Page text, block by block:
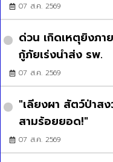
07 ส.ค. 2569
ด่วน เกิดเหตุยิงภา
กู้ภัยเร่งนำส่ง รพ.
07 ส.ค. 2569
"เลียงผา สัตว์ป่าส
สามร้อยยอด!"
07 ส.ค. 2569